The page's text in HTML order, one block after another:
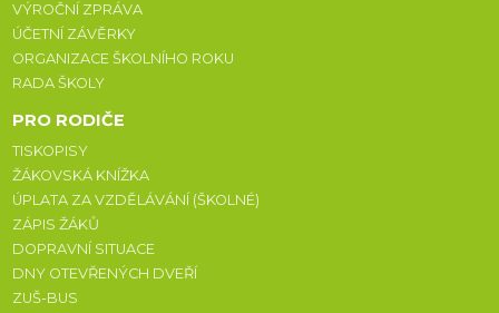
VÝROČNÍ ZPRÁVA
ÚČETNÍ ZÁVĚRKY
ORGANIZACE ŠKOLNÍHO ROKU
RADA ŠKOLY
PRO RODIČE
TISKOPISY
ŽÁKOVSKÁ KNÍŽKA
ÚPLATA ZA VZDĚLÁVÁNÍ (ŠKOLNÉ)
ZÁPIS ŽÁKŮ
DOPRAVNÍ SITUACE
DNY OTEVŘENÝCH DVEŘÍ
ZUŠ-BUS